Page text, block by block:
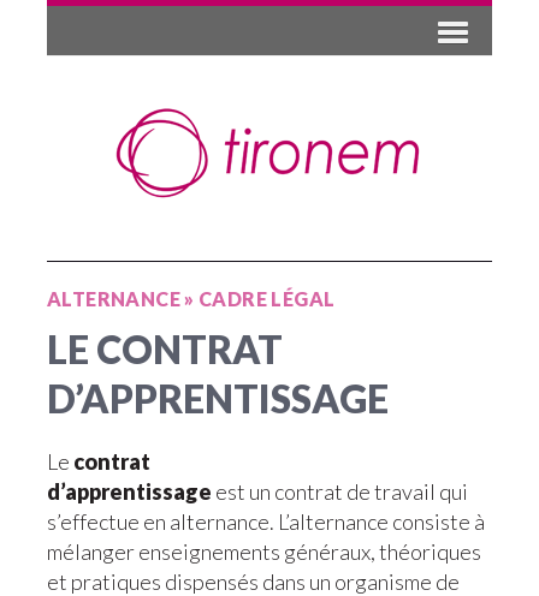
ALTERNANCE» CADRE LÉGAL
LE CONTRAT
D’APPRENTISSAGE
Le contrat
d’apprentissage est un contrat de travail qui
s’effectue en alternance. L’alternance consiste à
mélanger enseignements généraux, théoriques
et pratiques dispensés dans un organisme de